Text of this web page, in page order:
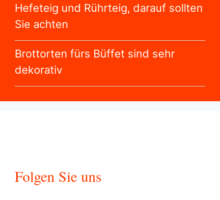
Hefeteig und Rührteig, darauf sollten
Sie achten
Brottorten fürs Büffet sind sehr
dekorativ
Folgen Sie uns